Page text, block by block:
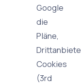
Google
die
Pläne,
Cookies
(3rd